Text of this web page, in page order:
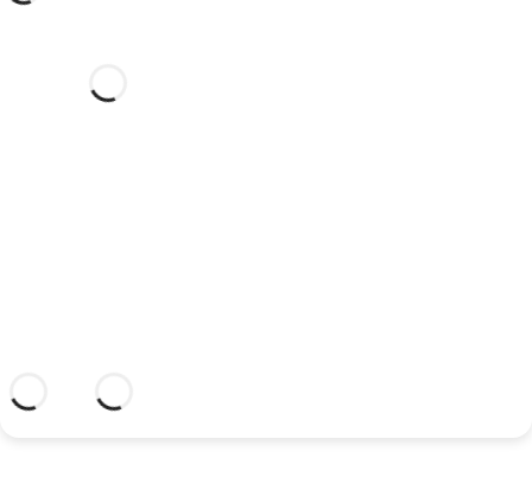
mariage dans cet hôtel de rêve